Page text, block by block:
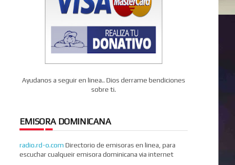
Ayudanos a seguir en linea.. Dios derrame bendiciones
sobre ti.
EMISORA DOMINICANA
radio.rd-o.com Directorio de emisoras en linea, para
escuchar cualqueir emisora dominicana via internet